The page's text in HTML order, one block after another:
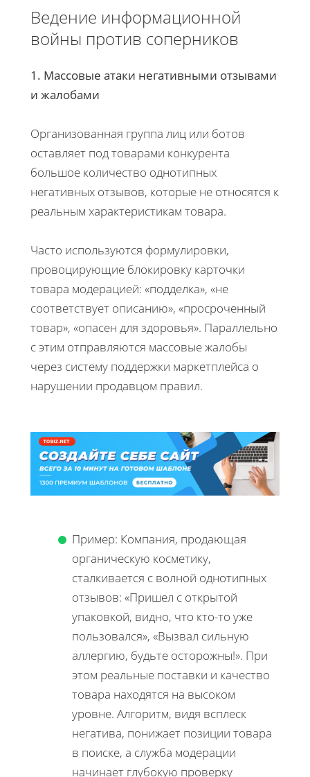
Ведение информационной
войны против соперников
1. Массовые атаки негативными отзывами
и жалобами
Организованная группа лиц или ботов
оставляет под товарами конкурента
большое количество однотипных
негативных отзывов, которые не относятся к
реальным характеристикам товара.
Часто используются формулировки,
провоцирующие блокировку карточки
товара модерацией: «подделка», «не
соответствует описанию», «просроченный
товар», «опасен для здоровья». Параллельно
с этим отправляются массовые жалобы
через систему поддержки маркетплейса о
нарушении продавцом правил.
Пример: Компания, продающая
органическую косметику,
сталкивается с волной однотипных
отзывов: «Пришел с открытой
упаковкой, видно, что кто-то уже
пользовался», «Вызвал сильную
аллергию, будьте осторожны!». При
этом реальные поставки и качество
товара находятся на высоком
уровне. Алгоритм, видя всплеск
негатива, понижает позиции товара
в поиске, а служба модерации
начинает глубокую проверку